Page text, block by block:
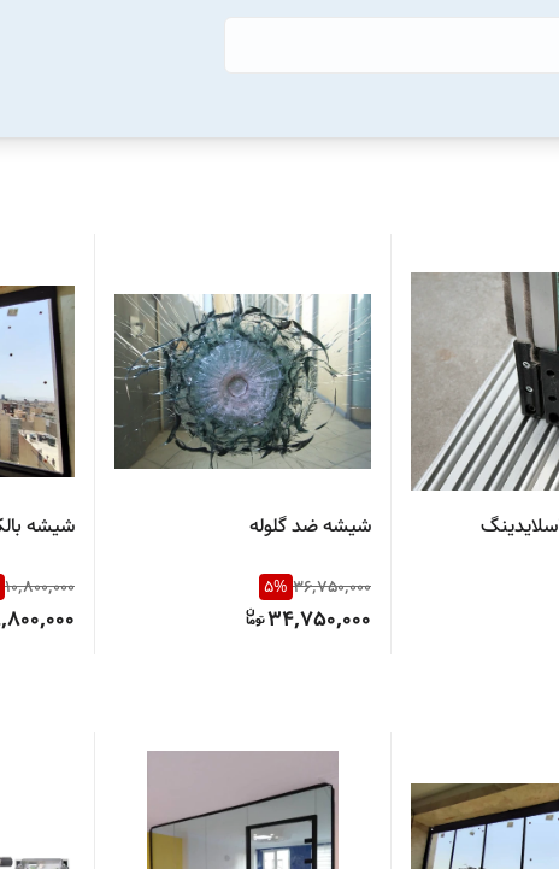
شیشه ضد گلوله
36,750,000
5%
34,750,000
شیشه
10,800,000